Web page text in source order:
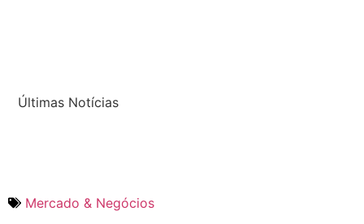
Últimas Notícias
Mercado & Negócios